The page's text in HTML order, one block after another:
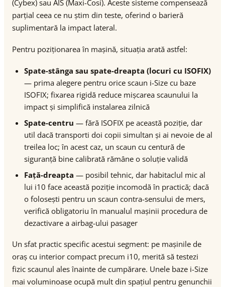
(Cybex) sau AIS (Maxi-Cosi). Aceste sisteme compensează
parțial ceea ce nu știm din teste, oferind o barieră
suplimentară la impact lateral.
Pentru poziționarea în mașină, situația arată astfel:
Spate-stânga sau spate-dreapta (locuri cu ISOFIX)
— prima alegere pentru orice scaun i-Size cu baze
ISOFIX; fixarea rigidă reduce mișcarea scaunului la
impact și simplifică instalarea zilnică
Spate-centru — fără ISOFIX pe această poziție, dar
util dacă transporti doi copii simultan și ai nevoie de al
treilea loc; în acest caz, un scaun cu centură de
siguranță bine calibrată rămâne o soluție validă
Față-dreapta — posibil tehnic, dar habitaclul mic al
lui i10 face această poziție incomodă în practică; dacă
o folosești pentru un scaun contra-sensului de mers,
verifică obligatoriu în manualul mașinii procedura de
dezactivare a airbag-ului pasager
Un sfat practic specific acestui segment: pe mașinile de
oraș cu interior compact precum i10, merită să testezi
fizic scaunul ales înainte de cumpărare. Unele baze i-Size
mai voluminoase ocupă mult din spațiul pentru genunchii